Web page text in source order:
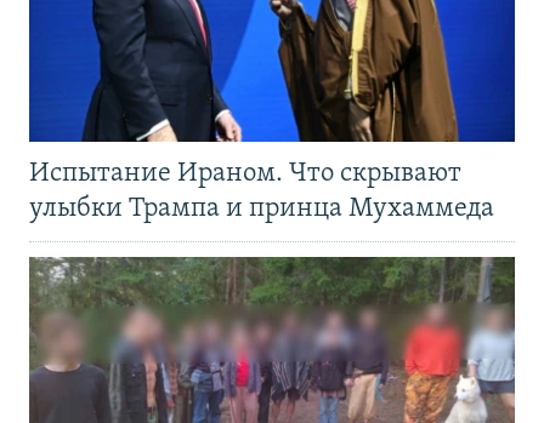
Испытание Ираном. Что скрывают
улыбки Трампа и принца Мухаммеда